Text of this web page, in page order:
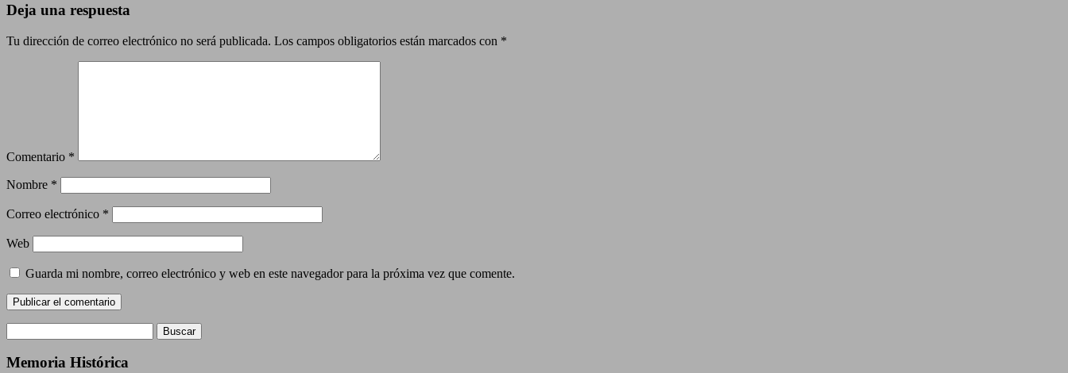
Deja una respuesta
Tu dirección de correo electrónico no será publicada. Los campos obligatorios están marcados con *
Comentario *
Nombre *
Correo electrónico *
Web
Guarda mi nombre, correo electrónico y web en este navegador para la próxima vez que comente.
Memoria Histórica